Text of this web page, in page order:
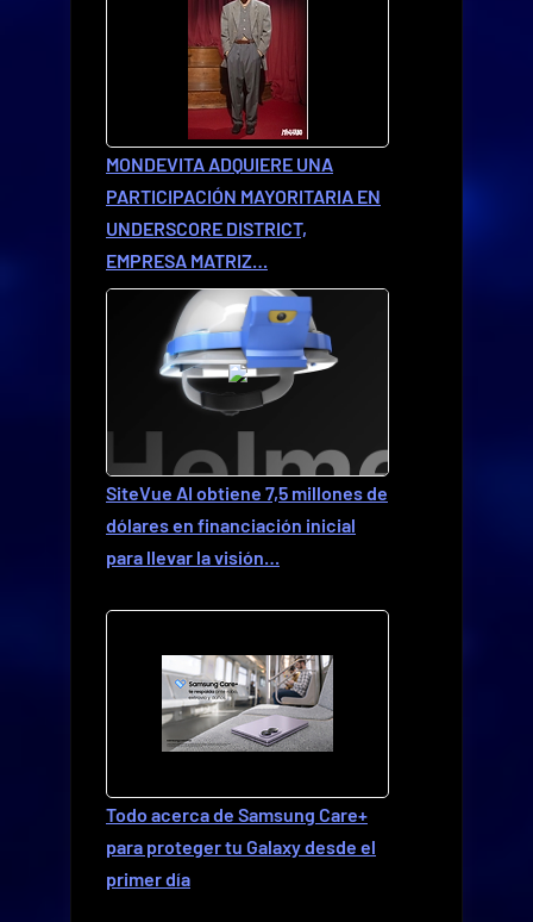
MONDEVITA ADQUIERE UNA
PARTICIPACIÓN MAYORITARIA EN
UNDERSCORE DISTRICT,
EMPRESA MATRIZ…
SiteVue AI obtiene 7,5 millones de
dólares en financiación inicial
para llevar la visión…
Todo acerca de Samsung Care+
para proteger tu Galaxy desde el
primer día